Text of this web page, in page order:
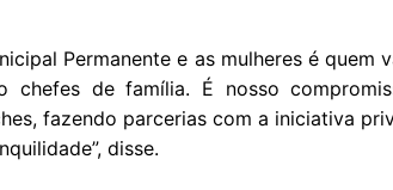
Permanente e as mulheres é quem
chefes de família. É nosso
fazendo parcerias com a iniciativa
disse.